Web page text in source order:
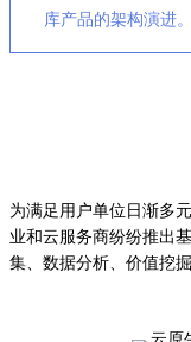
库产品的架构演进。
为满足用户单位日渐多
业和云服务商纷纷推出
集、数据分析、价值挖